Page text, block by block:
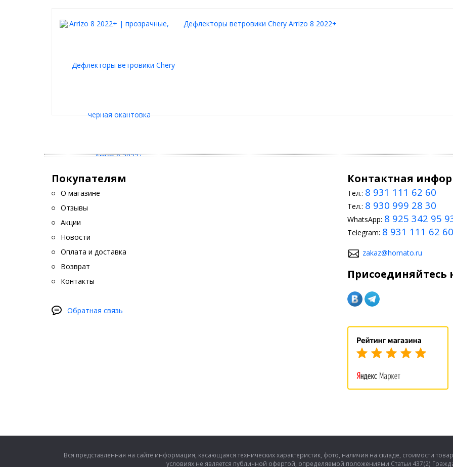
Дефлекторы ветровики Chery Arrizo 8 2022+
Покупателям
О магазине
Отзывы
Акции
Новости
Оплата и доставка
Возврат
Контакты
Обратная связь
Контактная
Тел.: 8 931 111 62 60
Тел.: 8 930 999 28 30
WhatsApp: 8 925 342 95
Telegram: 8 931 111 62 60
zakaz@homato.ru
Присоединяйтесь
Вся представленная на сайте информация, касающаяся технических характеристик, фото, наличия на складе, стоимости
условиях не является публичной офертой, определяемой положениями Статьи 437(2)